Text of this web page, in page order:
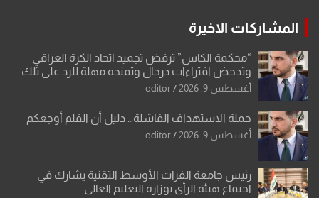
المشاركات الاخيرة
“محكمة الكاس” ترفض تجميد اتحاد الكرة العراقي
وتدحض افتراءات درجال وتمنحه مهلة للرد على تلك
الشكوى
أغسطس 9, 2026 editor
حملة الاستهداف الفاشلة… دليل أن القلم أوجعكم
أغسطس 9, 2026 editor
رئيس جامعة الفرات الأوسط التقنية يشارك في
اجتماع هيئة الرأي بوزارة التعليم العالي